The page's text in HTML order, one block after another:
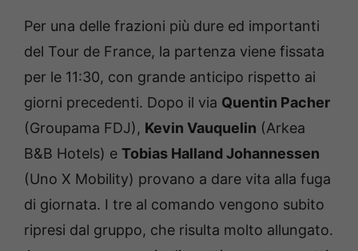
Per una delle frazioni più dure ed importanti
del Tour de France, la partenza viene fissata
per le 11:30, con grande anticipo rispetto ai
giorni precedenti. Dopo il via Quentin Pacher
(Groupama FDJ), Kevin Vauquelin (Arkea
B&B Hotels) e Tobias Halland Johannessen
(Uno X Mobility) provano a dare vita alla fuga
di giornata. I tre al comando vengono subito
ripresi dal gruppo, che risulta molto allungato.